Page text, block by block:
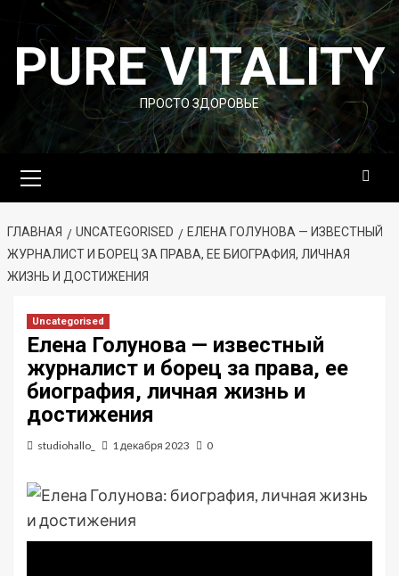
Перейти
содержимому
PURE VITALITY
ПРОСТО ЗДОРОВЬЕ
меню
ГЛАВНАЯ UNCATEGORISED
ЕЛЕНА ГОЛУНОВА — ИЗВЕСТНЫЙ
ЖУРНАЛИСТ И БОРЕЦ ЗА ПРАВА, ЕЕ БИОГРАФИЯ, ЛИЧНАЯ
ЖИЗНЬ И ДОСТИЖЕНИЯ
Uncategorised
Елена Голунова — известный
журналист и борец за права, ее
биография, личная жизнь и
достижения
studiohallo_ 1 декабря 2023 0